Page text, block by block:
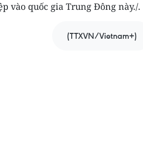
vào quốc gia Trung Đông này./.
(TTXVN/Vietnam+)